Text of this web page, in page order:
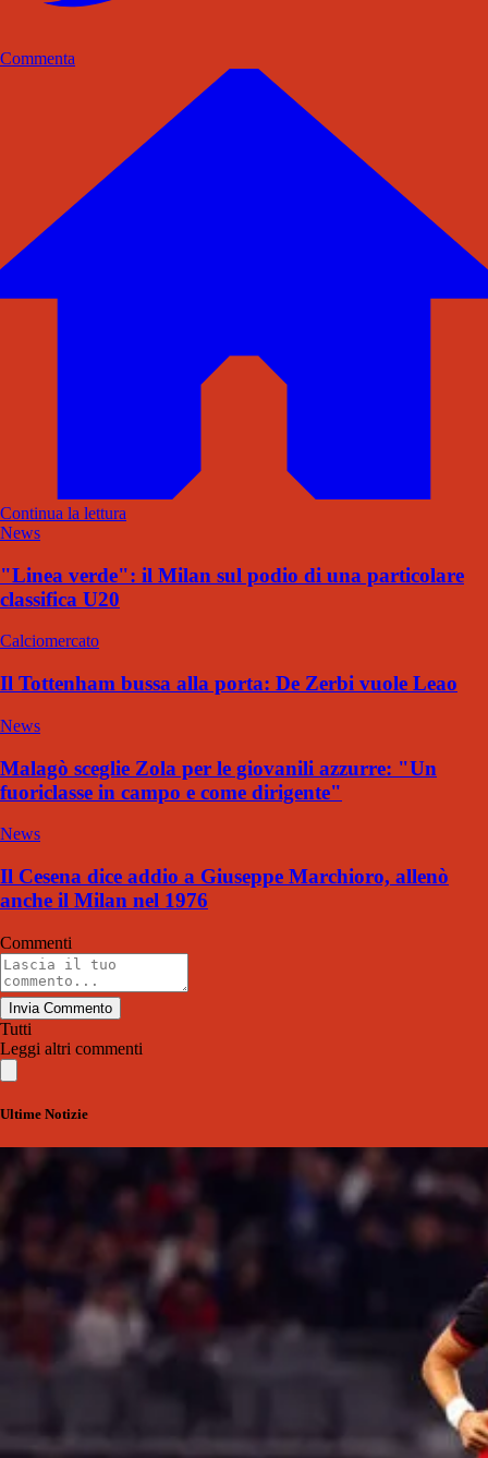
Commenta
Continua la lettura
News
"Linea verde": il Milan sul podio di una particolare
classifica U20
Calciomercato
Il Tottenham bussa alla porta: De Zerbi vuole Leao
News
Malagò sceglie Zola per le giovanili azzurre: "Un
fuoriclasse in campo e come dirigente"
News
Il Cesena dice addio a Giuseppe Marchioro, allenò
anche il Milan nel 1976
Commenti
Invia Commento
Tutti
Leggi altri commenti
Ultime Notizie